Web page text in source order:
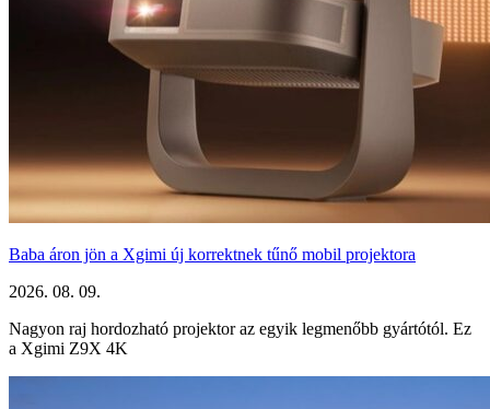
Baba áron jön a Xgimi új korrektnek tűnő mobil projektora
2026. 08. 09.
Nagyon raj hordozható projektor az egyik legmenőbb gyártótól. Ez
a Xgimi Z9X 4K